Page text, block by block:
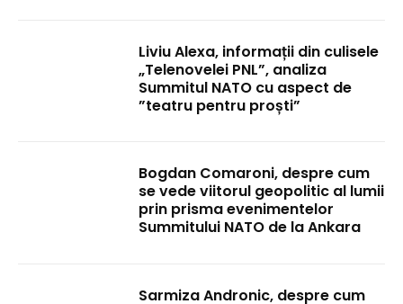
Liviu Alexa, informații din culisele
„Telenovelei PNL”, analiza
Summitul NATO cu aspect de
”teatru pentru proști”
Bogdan Comaroni, despre cum
se vede viitorul geopolitic al lumii
prin prisma evenimentelor
Summitului NATO de la Ankara
Sarmiza Andronic, despre cum